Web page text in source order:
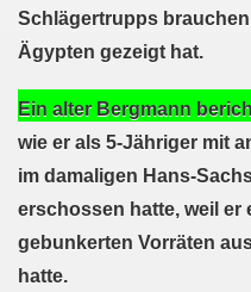
Schlägertrupps
Ägypten gezeigt hat.
Ein alter Bergmann
wie er als 5-Jähriger mit
im damaligen Hans-
erschossen hatte, weil er
gebunkerten Vorräten
hatte.
am
ruft auf am
erst recht am
lädt am
wir den III.